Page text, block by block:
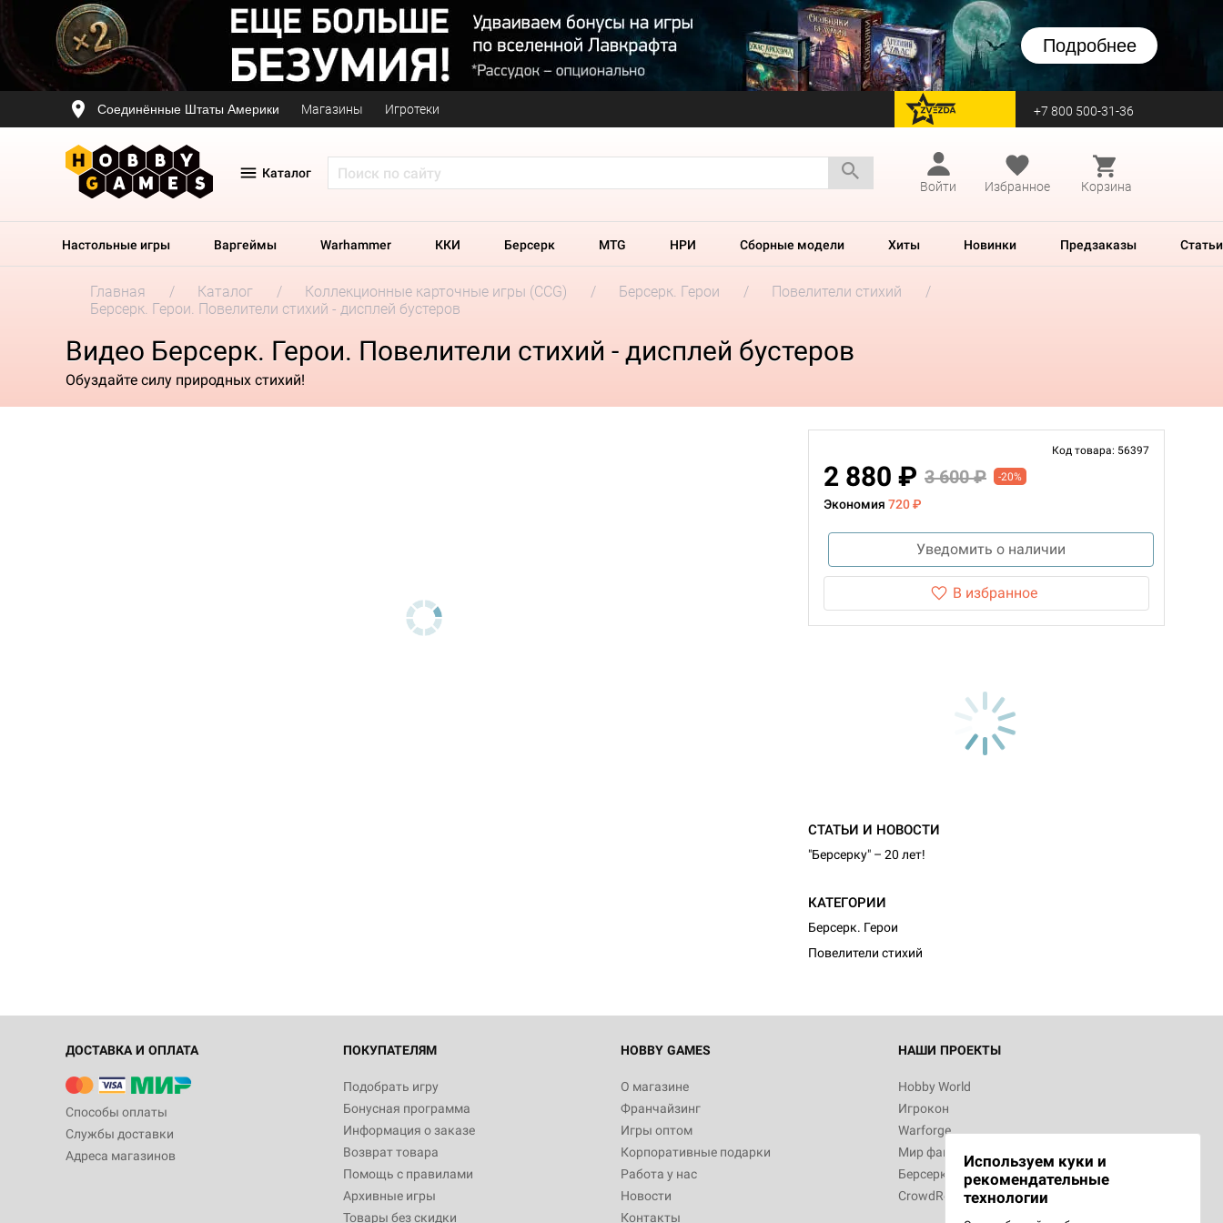
Подробнее
Соединённые Штаты Америки Магазины Игротеки перейти на Zvezda +7 800 500-31-36
Каталог
Войти
Избранное Корзина
Настольные игры Варгеймы Warhammer ККИ Берсерк MTG НРИ Сборные модели Хиты Новинки Предзаказы Статьи
Главная Каталог Коллекционные карточные игры (CCG) Берсерк. Герои
Повелители стихий
Берсерк. Герои. Повелители стихий - дисплей бустеров
Видео Берсерк. Герои. Повелители стихий - дисплей бустеров
Обуздайте силу природных стихий!
Код товара: 56397
2 880 ₽ 3 600 ₽ -20%
Экономия 720 ₽
Уведомить о наличии
В избранное
СТАТЬИ И НОВОСТИ
"Берсерку" – 20 лет!
КАТЕГОРИИ
Берсерк. Герои
Повелители стихий
ДОСТАВКА И ОПЛАТА
Способы оплаты
Службы доставки
Адреса магазинов
ПОКУПАТЕЛЯМ
Подобрать игру
Бонусная программа
Информация о заказе
Возврат товара
Помощь с правилами
Архивные игры
Товары без скидки
HOBBY GAMES
О магазине
Франчайзинг
Игры оптом
Корпоративные подарки
Работа у нас
Новости
Контакты
НАШИ ПРОЕКТЫ
Hobby World
Игрокон
Warforge
Мир фантастики
Берсерк
CrowdRepublic
Используем куки и
рекомендательные
технологии